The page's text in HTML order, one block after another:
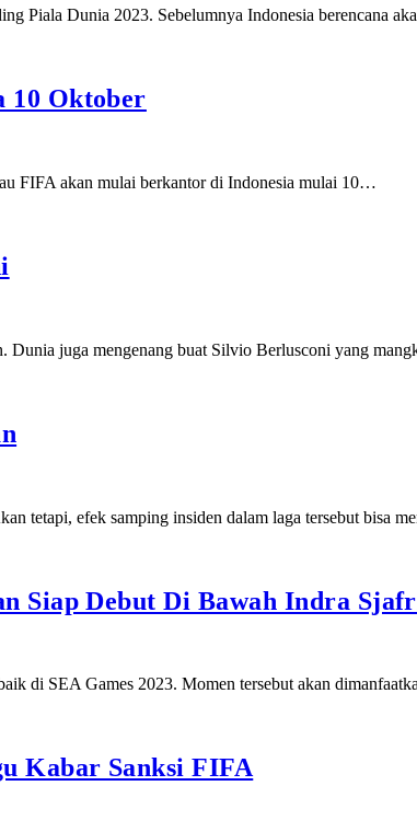
Piala Dunia 2023. Sebelumnya Indonesia berencana
10 Oktober
FIFA akan mulai berkantor di Indonesia mulai 10…
juga mengenang buat Silvio Berlusconi yang
tetapi, efek samping insiden dalam laga tersebut bisa
Siap Debut Di Bawah Indra
di SEA Games 2023. Momen tersebut akan
Kabar Sanksi FIFA